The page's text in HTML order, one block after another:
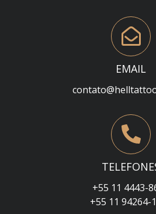
EMAIL
+55 11 4443-
+55 11 94264-